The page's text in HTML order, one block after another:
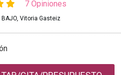
7 Opiniones
BAJO, Vitoria Gasteiz